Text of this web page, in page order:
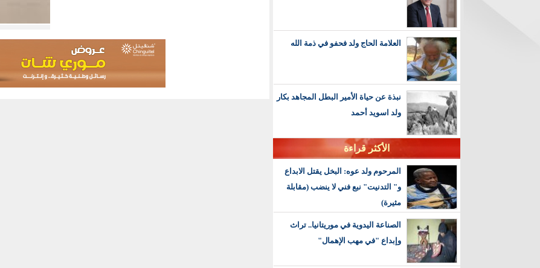
العلامة الحاج ولد فحفو في ذمة الله
نبذة عن حياة الأمير البطل المجاهد بكار
ولد اسويد أحمد
الأكثر قراءة
المرحوم ولد عوه: البخل يقتل الابداع
و" التدنيت" نبع فني لا ينضب (مقابلة
مثيرة)
الصناعة اليدوية في موريتانيا.. تراث
وإبداع "في مهب الإهمال"